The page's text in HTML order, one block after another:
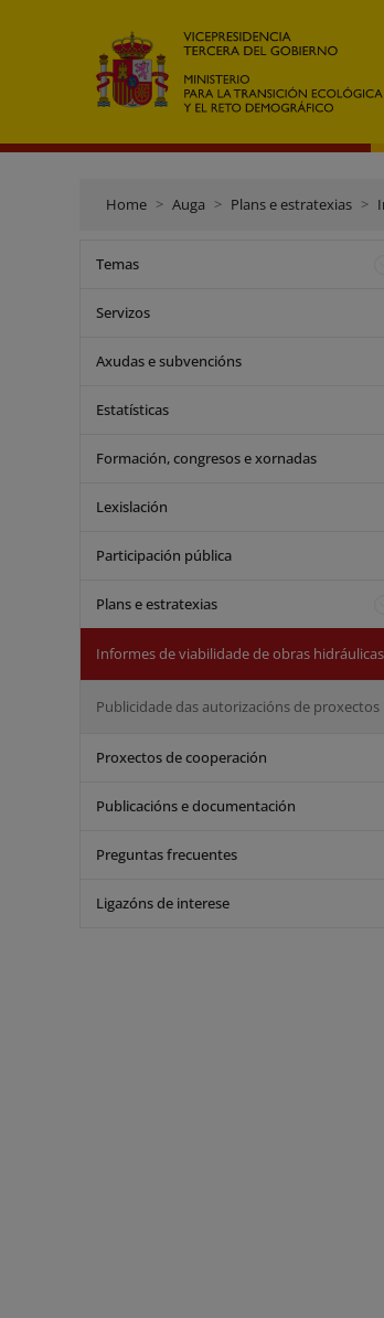
Home Auga Plans e estratexias
Temas
Servizos
Axudas e subvencións
Estatísticas
Formación, congresos e xornadas
Lexislación
Participación pública
Plans e estratexias
Informes de viabilidade de obras hidráulicas
Publicidade das autorizacións de proxectos
Proxectos de cooperación
Publicacións e documentación
Preguntas frecuentes
Ligazóns de interese